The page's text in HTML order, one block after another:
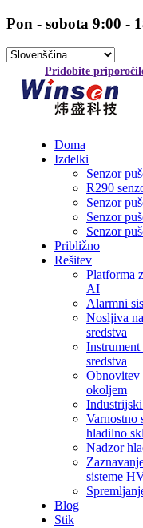
Pon - sobota 9:00 -
Pridobite
Doma
Izdelki
Senzor
R290
Senzor
Senzor
Senzor
Približno
Rešitev
Platforma
AI
Alarmni
Nosljiva
sredstva
sredstva
Obnovitev
okoljem
Varnostno
hladilno
Nadzor
sisteme
Blog
Stik